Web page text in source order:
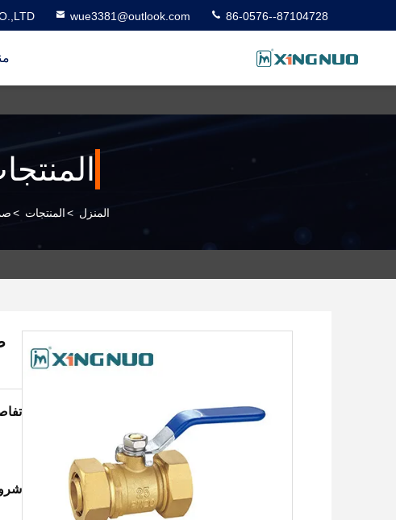
wue3381@outlook.com 86-0576--87104728
المنزل >المنتجات >